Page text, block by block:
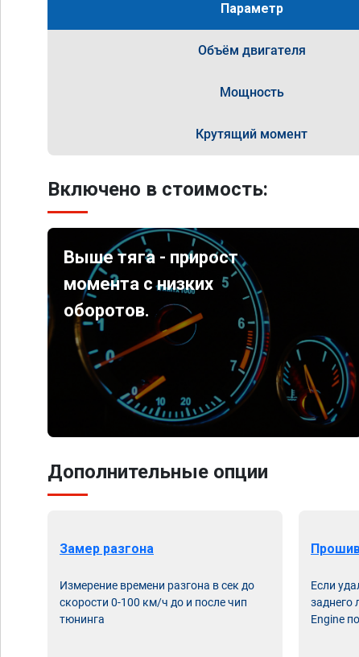
Параметр
Объём двигателя
Мощность
Крутящий момент
Включено в стоимость:
Выше тяга - прирост
момента с низких
оборотов.
Дополнительные опции
Замер разгона
Измерение времени разгона в сек до
скорости 0-100 км/ч до и после чип
тюнинга
Если
заднего
Engine